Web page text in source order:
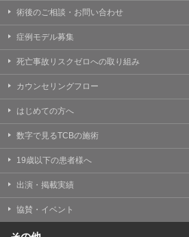
術後のご相談・お問い合わせ
症例モデル募集
死亡事故リスクゼロへの取り組み
カウンセリングフロー
はじめての方へ
数字で見るTCBの施術
19歳以下の患者様へ
出演・掲載実績
協賛・イベント